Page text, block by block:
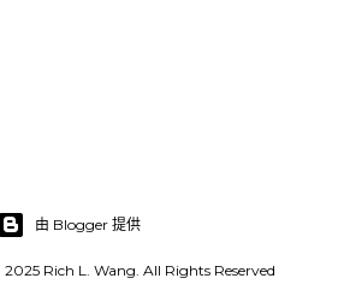
由 Blogger 提供
Rich L. Wang. All Rights Reserved